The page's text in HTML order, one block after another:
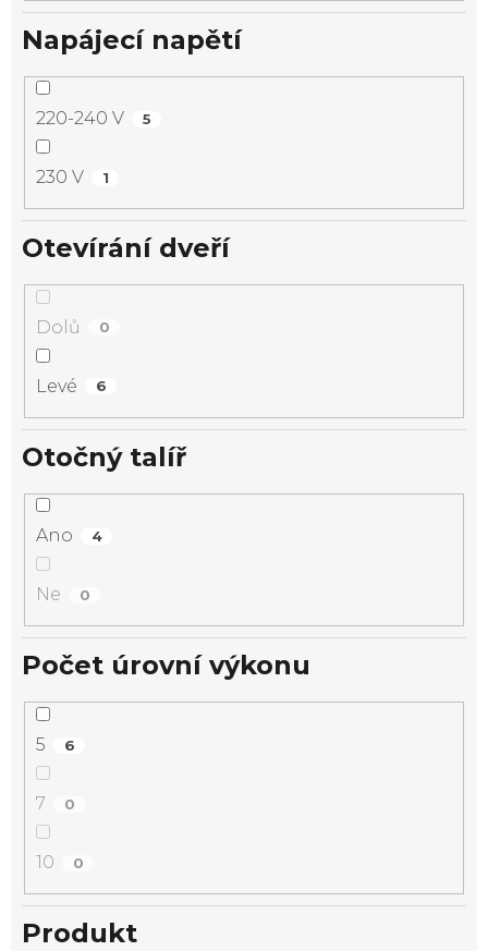
Napájecí napětí
220-240 V 5
230 V 1
Otevírání dveří
Dolů 0
Levé 6
Otočný talíř
Ano 4
Ne 0
Počet úrovní výkonu
5 6
7 0
10 0
Produkt